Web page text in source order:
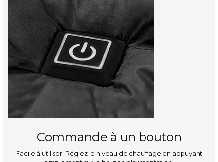
Commande à un bouton
Facile à utiliser. Réglez le niveau de chauffage en appuyant